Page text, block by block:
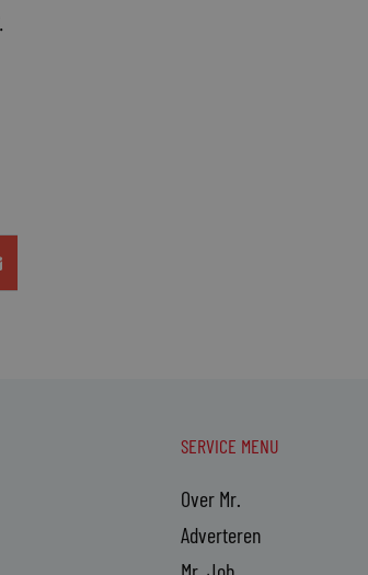
SERVICE MENU
Over Mr.
Adverteren